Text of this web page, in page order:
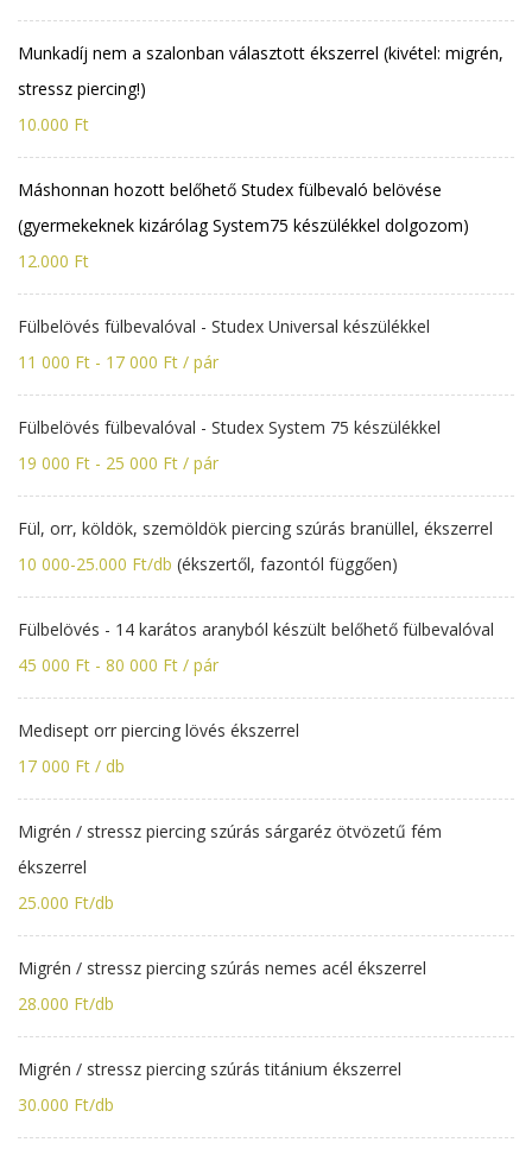
Munkadíj nem a szalonban választott ékszerrel (kivétel: migrén,
stressz piercing!)
10.000 Ft
Máshonnan hozott belőhető Studex fülbevaló belövése
(gyermekeknek kizárólag System75 készülékkel dolgozom)
12.000 Ft
Fülbelövés fülbevalóval - Studex Universal készülékkel
11 000 Ft - 17 000 Ft / pár
Fülbelövés fülbevalóval - Studex System 75 készülékkel
19 000 Ft - 25 000 Ft / pár
Fül, orr, köldök, szemöldök piercing szúrás branüllel, ékszerrel
10 000-25.000 Ft/db (ékszertől, fazontól függően)
Fülbelövés - 14 karátos aranyból készült belőhető fülbevalóval
45 000 Ft - 80 000 Ft / pár
Medisept orr piercing lövés ékszerrel
17 000 Ft / db
Migrén / stressz piercing szúrás sárgaréz ötvözetű fém
ékszerrel
25.000 Ft/db
Migrén / stressz piercing szúrás nemes acél ékszerrel
28.000 Ft/db
Migrén / stressz piercing szúrás titánium ékszerrel
30.000 Ft/db